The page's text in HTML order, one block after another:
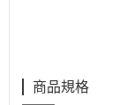
商品規格